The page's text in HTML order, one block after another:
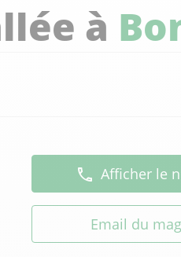
à
Afficher le
Email du